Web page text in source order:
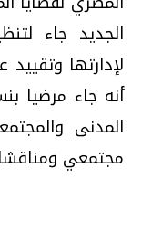
الجديد جاء
لإدارتها
أنه جاء مرضيا
المدنى
مجتمعي